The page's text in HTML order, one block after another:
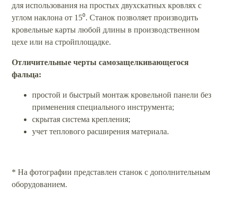
для использования на простых двухскатных кровлях с
углом наклона от 15⁰. Станок позволяет производить
кровельные карты любой длины в производственном
цехе или на стройплощадке.
Отличительные черты самозащелкивающегося
фальца:
простой и быстрый монтаж кровельной панели без
применения специального инструмента;
скрытая система крепления;
учет теплового расширения материала.
* На фотографии представлен станок с дополнительным
оборудованием.